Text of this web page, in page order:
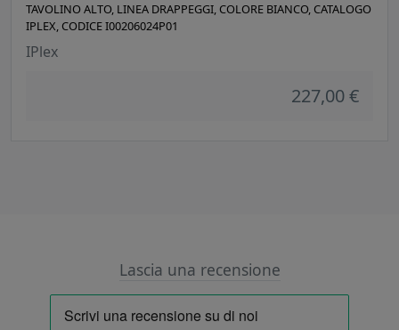
TAVOLINO ALTO, LINEA DRAPPEGGI, COLORE BIANCO, CATALOGO
IPLEX, CODICE I00206024P01
IPlex
227,00 €
Lascia una recensione